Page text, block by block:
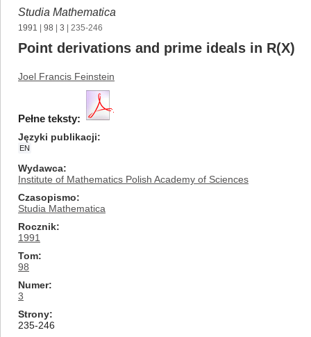
Studia Mathematica
1991 98 3 | 235-246
Point derivations and prime ideals in R(X)
Joel Francis Feinstein
Pełne teksty:
Języki publikacji
EN
Wydawca
Institute of Mathematics Polish Academy of Sciences
Czasopismo
Studia Mathematica
Rocznik
1991
Tom
98
Numer
3
Strony
235-246